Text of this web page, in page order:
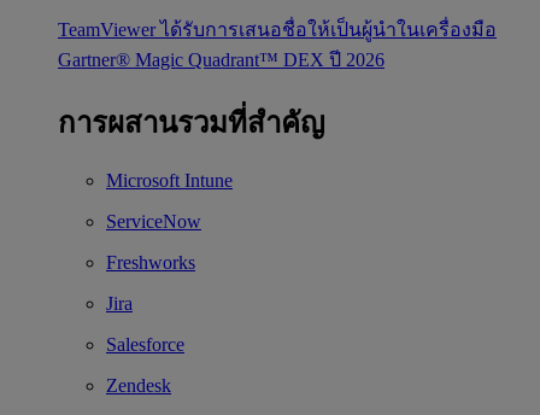
TeamViewer ได้รับการเสนอชื่อให้เป็นผู้นำในเครื่องมือ
Gartner® Magic Quadrant™ DEX ปี 2026
การผสานรวมที่สำคัญ
Microsoft Intune
ServiceNow
Freshworks
Jira
Salesforce
Zendesk